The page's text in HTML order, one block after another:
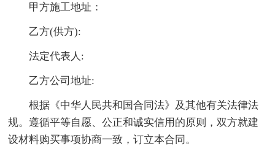
甲方施工地址：
乙方(供方):
法定代表人:
乙方公司地址:
根据《中华人民共和国合同法》及其他有关法律法
规。遵循平等自愿、公正和诚实信用的原则，双方就建
设材料购买事项协商一致，订立本合同。